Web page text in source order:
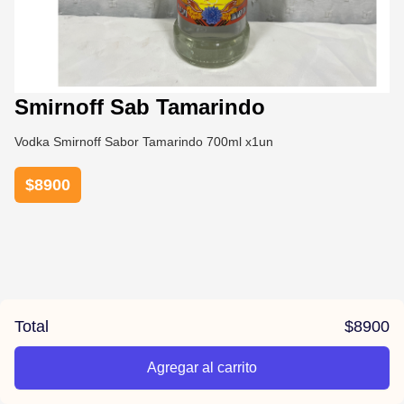
Smirnoff Sab Tamarindo
Vodka Smirnoff Sabor Tamarindo 700ml x1un
$8900
Total $8900
Agregar al carrito
/la-previa-fuentes/product/67814a4dcb5b326883c0aaf1/